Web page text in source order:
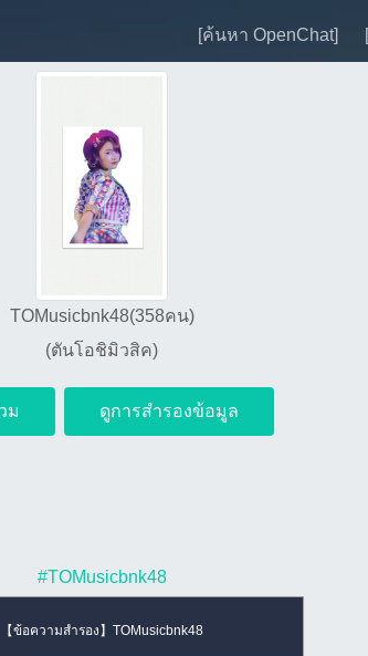
[ค้นหา OpenChat]
TOMusicbnk48(358คน)
(ตันโอชิมิวสิค)
ม ดูการสำรองข้อมูล
#TOMusicbnk48
【ข้อความสำรอง】TOMusicbnk48